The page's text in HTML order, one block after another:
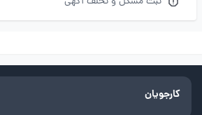
کارجویان